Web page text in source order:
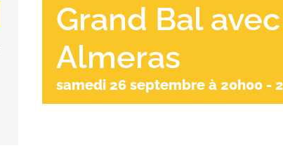
Grand Bal
Almeras
samedi 26 septembre à 20h00-